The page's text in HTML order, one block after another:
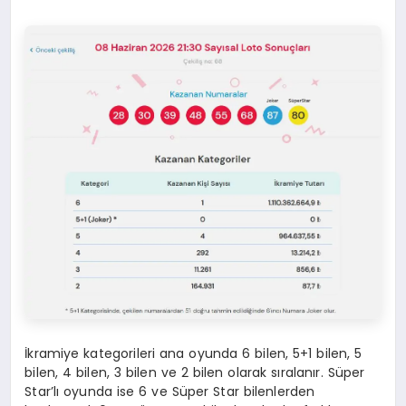
İkramiye kategorileri ana oyunda 6 bilen, 5+1 bilen, 5
bilen, 4 bilen, 3 bilen ve 2 bilen olarak sıralanır. Süper
Star’lı oyunda ise 6 ve Süper Star bilenlerden